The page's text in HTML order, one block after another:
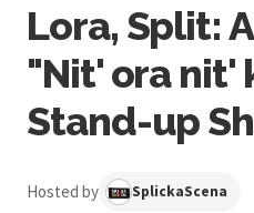
Lora, Split:
"Nit' ora nit'
Stand-up
Hosted by SplickaScena